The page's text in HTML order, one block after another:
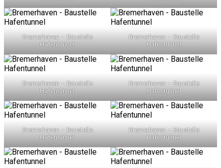
Bremerhaven – Baustelle
Hafentunnel
Bremerhaven – Baustelle
Hafentunnel
Bremerhaven – Baustelle
Hafentunnel
Bremerhaven – Baustelle
Hafentunnel
Bremerhaven – Baustelle
Hafentunnel
Bremerhaven – Baustelle
Hafentunnel